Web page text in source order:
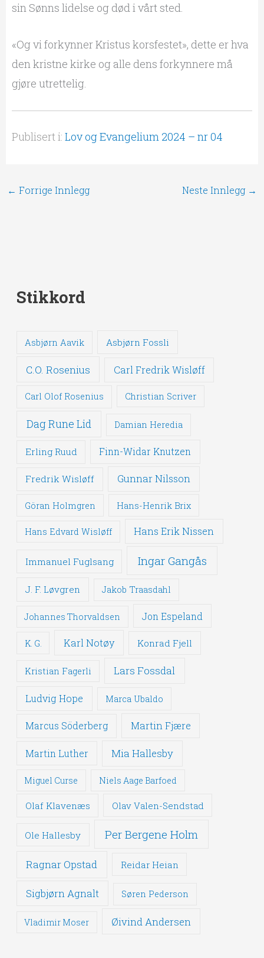
sin Sønns lidelse og død i vårt sted.
«Og vi forkynner Kristus korsfestet», dette er hva
den kristne kirke og alle dens forkynnere må
gjøre utrettelig.
Publisert i: Lov og Evangelium 2024 – nr 04
← Forrige Innlegg Neste Innlegg →
Stikkord
Asbjørn Aavik Asbjørn Fossli
C.O. Rosenius Carl Fredrik Wisløff
Carl Olof Rosenius Christian Scriver
Dag Rune Lid Damian Heredia
Erling Ruud Finn-Widar Knutzen
Fredrik Wisløff Gunnar Nilsson
Göran Holmgren Hans-Henrik Brix
Hans Edvard Wisløff Hans Erik Nissen
Immanuel Fuglsang Ingar Gangås
J. F. Løvgren Jakob Traasdahl
Johannes Thorvaldsen Jon Espeland
K. G. Karl Notøy Konrad Fjell
Kristian Fagerli Lars Fossdal
Ludvig Hope Marca Ubaldo
Marcus Söderberg Martin Fjære
Martin Luther Mia Hallesby
Miguel Curse Niels Aage Barfoed
Olaf Klavenæs Olav Valen-Sendstad
Ole Hallesby Per Bergene Holm
Ragnar Opstad Reidar Heian
Sigbjørn Agnalt Søren Pederson
Vladimir Moser Øivind Andersen